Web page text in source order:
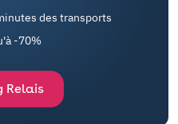
des transports
-70%
Relais